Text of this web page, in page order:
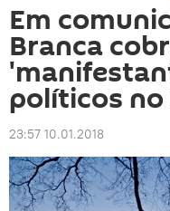
Em
Branca
políticos
23:57 10.01.2018